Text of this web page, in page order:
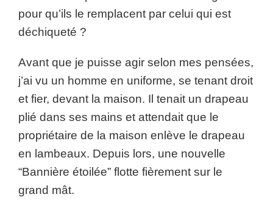
pour qu’ils le remplacent par celui qui est
déchiqueté ?
Avant que je puisse agir selon mes pensées,
j’ai vu un homme en uniforme, se tenant droit
et fier, devant la maison. Il tenait un drapeau
plié dans ses mains et attendait que le
propriétaire de la maison enlève le drapeau
en lambeaux. Depuis lors, une nouvelle
“Bannière étoilée” flotte fièrement sur le
grand mât.